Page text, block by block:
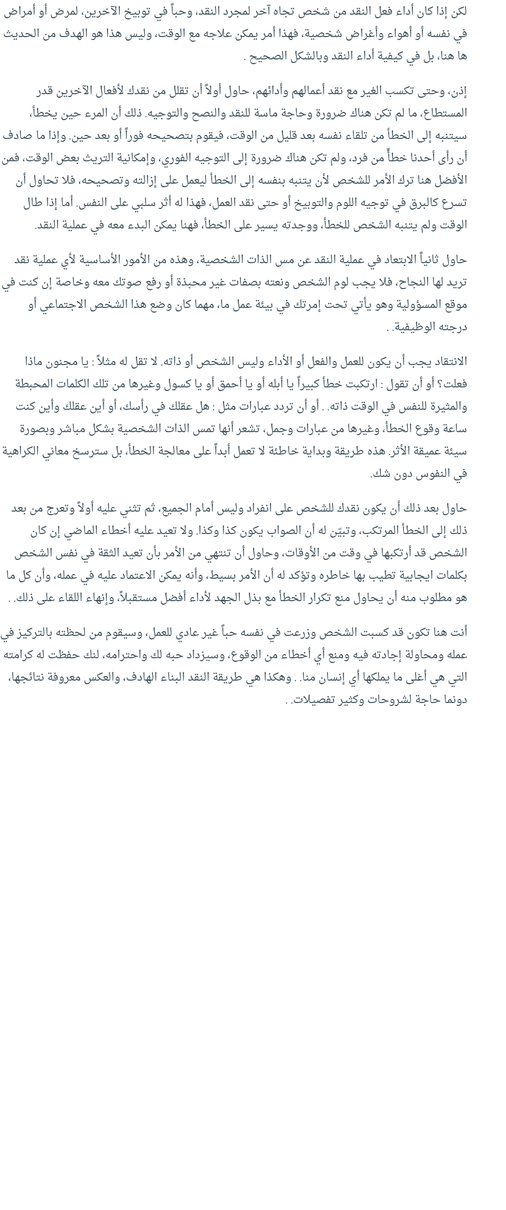
لكن إذا كان أداء فعل النقد من شخص تجاه آخر لمجرد النقد، وحباً في توبيخ الآخرين، لمرض أو أمراض
في نفسه أو أهواء وأغراض شخصية، فهذا أمر يمكن علاجه مع الوقت، وليس هذا هو الهدف من الحديث
ها هنا، بل في كيفية أداء النقد وبالشكل الصحيح .
إذن، وحتى تكسب الغير مع نقد أعمالهم وأدائهم، حاول أولاً أن تقلل من نقدك لأفعال الآخرين قدر
المستطاع، ما لم تكن هناك ضرورة وحاجة ماسة للنقد والنصح والتوجيه. ذلك أن المرء حين يخطأ،
سيتنبه إلى الخطأ من تلقاء نفسه بعد قليل من الوقت، فيقوم بتصحيحه فوراً أو بعد حين. وإذا ما صادف
أن رأى أحدنا خطأً من فرد، ولم تكن هناك ضرورة إلى التوجيه الفوري، وإمكانية التريث بعض الوقت، فمن
الأفضل هنا ترك الأمر للشخص لأن يتنبه بنفسه إلى الخطأ ليعمل على إزالته وتصحيحه، فلا تحاول أن
تسرع كالبرق في توجيه اللوم والتوبيخ أو حتى نقد العمل، فهذا له أثر سلبي على النفس. أما إذا طال
الوقت ولم يتنبه الشخص للخطأ، ووجدته يسير على الخطأ، فهنا يمكن البدء معه في عملية النقد.
حاول ثانياً الابتعاد في عملية النقد عن مس الذات الشخصية، وهذه من الأمور الأساسية لأي عملية نقد
تريد لها النجاح، فلا يجب لوم الشخص ونعته بصفات غير محبذة أو رفع صوتك معه وخاصة إن كنت في
موقع المسؤولية وهو يأتي تحت إمرتك في بيئة عمل ما، مهما كان وضع هذا الشخص الاجتماعي أو
درجته الوظيفية. .
الانتقاد يجب أن يكون للعمل والفعل أو الأداء وليس الشخص أو ذاته. لا تقل له مثلاً : يا مجنون ماذا
فعلت؟ أو أن تقول : ارتكبت خطأ كبيراً يا أبله أو يا أحمق أو يا كسول وغيرها من تلك الكلمات المحبطة
والمثيرة للنفس في الوقت ذاته. . أو أن تردد عبارات مثل : هل عقلك في رأسك، أو أين عقلك وأين كنت
ساعة وقوع الخطأ، وغيرها من عبارات وجمل، تشعر أنها تمس الذات الشخصية بشكل مباشر وبصورة
سيئة عميقة الأثر. هذه طريقة وبداية خاطئة لا تعمل أبداً على معالجة الخطأ، بل سترسخ معاني الكراهية
في النفوس دون شك.
حاول بعد ذلك أن يكون نقدك للشخص على انفراد وليس أمام الجميع، ثم تثني عليه أولاً وتعرج من بعد
ذلك إلى الخطأ المرتكب، وتبيّن له أن الصواب يكون كذا وكذا. ولا تعيد عليه أخطاء الماضي إن كان
الشخص قد أرتكبها في وقت من الأوقات، وحاول أن تنتهي من الأمر بأن تعيد الثقة في نفس الشخص
بكلمات ايجابية تطيب بها خاطره وتؤكد له أن الأمر بسيط، وأنه يمكن الاعتماد عليه في عمله، وأن كل ما
هو مطلوب منه أن يحاول منع تكرار الخطأ مع بذل الجهد لأداء أفضل مستقبلاً، وإنهاء اللقاء على ذلك. .
أنت هنا تكون قد كسبت الشخص وزرعت في نفسه حباً غير عادي للعمل، وسيقوم من لحظته بالتركيز في
عمله ومحاولة إجادته فيه ومنع أي أخطاء من الوقوع، وسيزداد حبه لك واحترامه، لنك حفظت له كرامته
التي هي أغلى ما يملكها أي إنسان منا. . وهكذا هي طريقة النقد البناء الهادف، والعكس معروفة نتائجها،
دونما حاجة لشروحات وكثير تفصيلات. .